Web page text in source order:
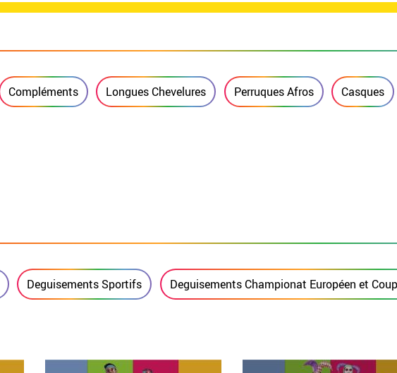
Compléments Longues Chevelures Perruques Afros Casques
Deguisements Sportifs Deguisements Championat Européen et